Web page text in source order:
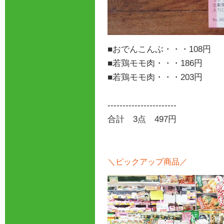
■おでんこんぶ・・・108円
■若鶏モモ肉・・・186円
■若鶏モモ肉・・・203円
-----------------------
合計 3点 497円
＼ピックアップ商品／